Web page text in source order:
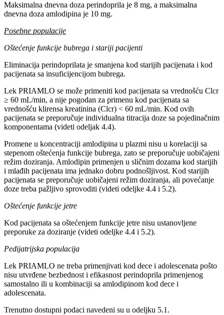
Maksimalna dnevna doza perindoprila je 8 mg, a maksimalna
dnevna doza amlodipina je 10 mg.
Posebne populacije
Oštećenje funkcije bubrega i stariji pacijenti
Eliminacija perindoprilata je smanjena kod starijih pacijenata i kod
pacijenata sa insuficijencijom bubrega.
Lek PRIAMLO se može primeniti kod pacijenata sa vrednošću Clcr
≥ 60 mL/min, a nije pogodan za primenu kod pacijenata sa
vrednošću klirensa kreatinina (Clcr) < 60 mL/min. Kod ovih
pacijenata se preporučuje individualna titracija doze sa pojedinačnim
komponentama (videti odeljak 4.4).
Promene u koncentraciji amlodipina u plazmi nisu u korelaciji sa
stepenom oštećenja funkcije bubrega, zato se preporučuje uobičajeni
režim doziranja. Amlodipin primenjen u sličnim dozama kod starijih
i mlađih pacijenata ima jednako dobru podnošljivost. Kod starijih
pacijenata se preporučuje uobičajeni režim doziranja, ali povećanje
doze treba pažljivo sprovoditi (videti odeljke 4.4 i 5.2).
Oštećenje funkcije jetre
Kod pacijenata sa oštećenjem funkcije jetre nisu ustanovljene
preporuke za doziranje (videti odeljke 4.4 i 5.2).
Pedijatrijska populacija
Lek PRIAMLO ne treba primenjivati kod dece i adolescenata pošto
nisu utvrđene bezbednost i efikasnost perindoprila primenjenog
samostalno ili u kombinaciji sa amlodipinom kod dece i
adolescenata.
Trenutno dostupni podaci navedeni su u odeljku 5.1.